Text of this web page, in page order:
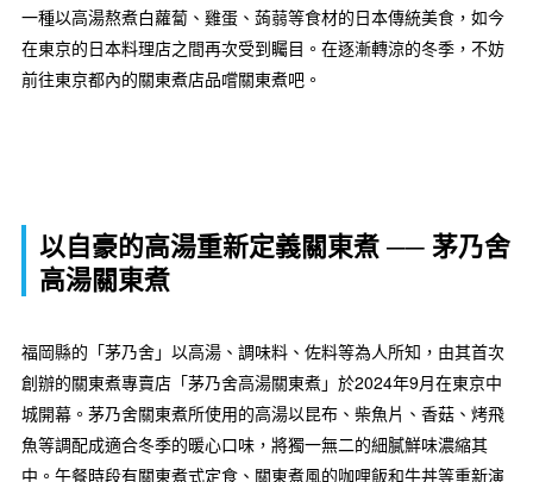
一種以高湯熬煮白蘿蔔、雞蛋、蒟蒻等食材的日本傳統美食，如今
在東京的日本料理店之間再次受到矚目。在逐漸轉涼的冬季，不妨
前往東京都內的關東煮店品嚐關東煮吧。
以自豪的高湯重新定義關東煮 ── 茅乃舍
高湯關東煮
福岡縣的「茅乃舍」以高湯、調味料、佐料等為人所知，由其首次
創辦的關東煮專賣店「茅乃舍高湯關東煮」於2024年9月在東京中
城開幕。茅乃舍關東煮所使用的高湯以昆布、柴魚片、香菇、烤飛
魚等調配成適合冬季的暖心口味，將獨一無二的細膩鮮味濃縮其
中。午餐時段有關東煮式定食、關東煮風的咖哩飯和牛丼等重新演